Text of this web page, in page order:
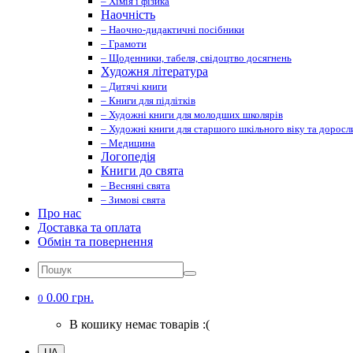
Наочність
– Наочно-дидактичні посібники
– Грамоти
– Щоденники, табеля, свідоцтво досягнень
Художня література
– Дитячі книги
– Книги для підлітків
– Художні книги для молодших школярів
– Художні книги для старшого шкільного віку та
– Медицина
Логопедія
Книги до свята
– Весняні свята
– Зимові свята
Про нас
Доставка та оплата
Обмін та повернення
0 0.00 грн.
В кошику немає товарів :(